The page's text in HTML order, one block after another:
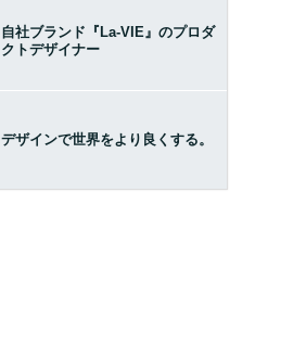
自社ブランド『La-VIE』のプロダ
クトデザイナー
デザインで世界をより良くする。